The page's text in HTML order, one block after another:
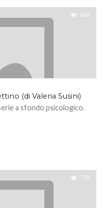
9.6K
(di Valeria Susini)
a sfondo psicologico.
7.9K